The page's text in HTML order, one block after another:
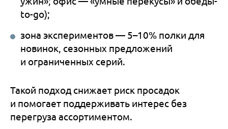
to-go);
зона экспериментов — 5–10% полки для
новинок, сезонных предложений
и ограниченных серий.
Такой подход снижает риск просадок
и помогает поддерживать интерес без
перегруза ассортиментом.